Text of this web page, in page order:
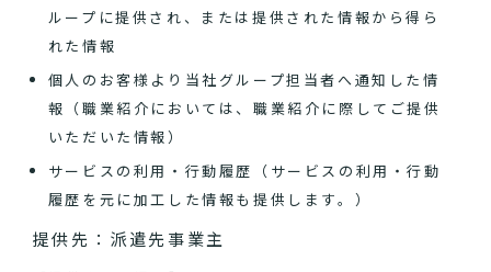
ループに提供され、または提供された情報から得ら
れた情報
個人のお客様より当社グループ担当者へ通知した情
報（職業紹介においては、職業紹介に際してご提供
いただいた情報）
サービスの利用・行動履歴（サービスの利用・行動
履歴を元に加工した情報も提供します。）
提供先：派遣先事業主